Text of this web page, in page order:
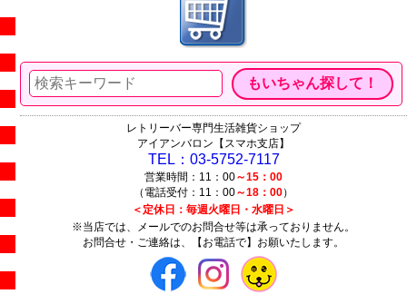
レトリーバー専門生活雑貨ショップ
アイアンバロン【スマホ支店】
TEL：03-5752-7117
営業時間：11：00～15：00
（電話受付：11：00～18：00）
＜定休日：毎週火曜日・水曜日＞
※当店では、メールでのお問合せ等は承っておりません。
お問合せ・ご連絡は、【お電話で】お願いたします。